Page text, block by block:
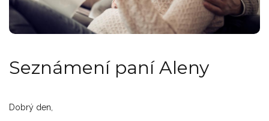
Seznámení paní Aleny
Dobrý den,